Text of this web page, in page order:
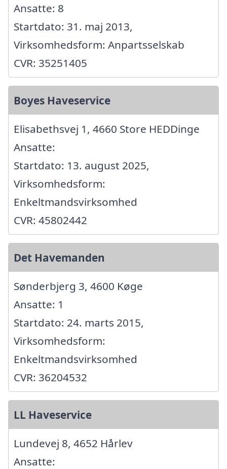
Ansatte: 8
Startdato: 31. maj 2013,
Virksomhedsform: Anpartsselskab
CVR: 35251405
Boyes Haveservice
Elisabethsvej 1, 4660 Store HEDDinge
Ansatte:
Startdato: 13. august 2025,
Virksomhedsform:
Enkeltmandsvirksomhed
CVR: 45802442
Det Havemanden
Sønderbjerg 3, 4600 Køge
Ansatte: 1
Startdato: 24. marts 2015,
Virksomhedsform:
Enkeltmandsvirksomhed
CVR: 36204532
LL Haveservice
Lundevej 8, 4652 Hårlev
Ansatte: